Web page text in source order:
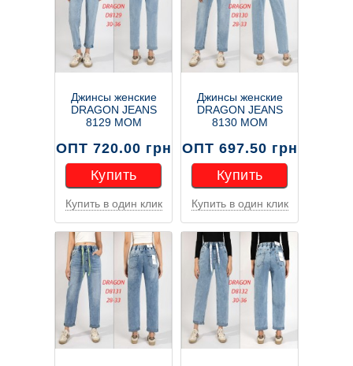
Джинсы женские
DRAGON JEANS
8129 МОМ
ОПТ 720.00 грн
Купить
Купить
Купить в один клик
Джинсы женские
DRAGON JEANS
8130 MOM
ОПТ 697.50 грн
Купить
Купить
Купить в один клик